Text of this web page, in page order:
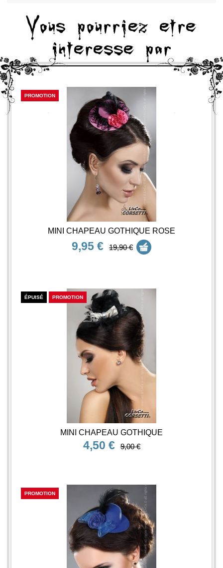
Vous pourriez etre
interesse par
PROMOTION
MINI CHAPEAU GOTHIQUE ROSE
9,95 € 19,90 €
ÉPUISÉ PROMOTION
MINI CHAPEAU GOTHIQUE
4,50 € 9,00 €
PROMOTION